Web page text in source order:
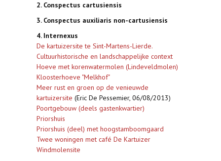
2. Conspectus cartusiensis
3. Conspectus auxiliaris non-cartusiensis
4. Internexus
De kartuizersite te Sint-Martens-Lierde.
Cultuurhistorische en landschappelijke context
Hoeve met korenwatermolen (Lindeveldmolen)
Kloosterhoeve "Melkhof"
Meer rust en groen op de venieuwde
kartuizersite (Eric De Pessemier, 06/08/2013)
Poortgebouw (deels gastenkwartier)
Priorshuis
Priorshuis (deel) met hoogstamboomgaard
Twee woningen met café De Kartuizer
Windmolensite